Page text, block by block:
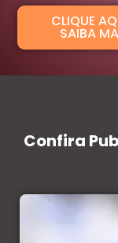
CLIQUE
SAIBA
Confira